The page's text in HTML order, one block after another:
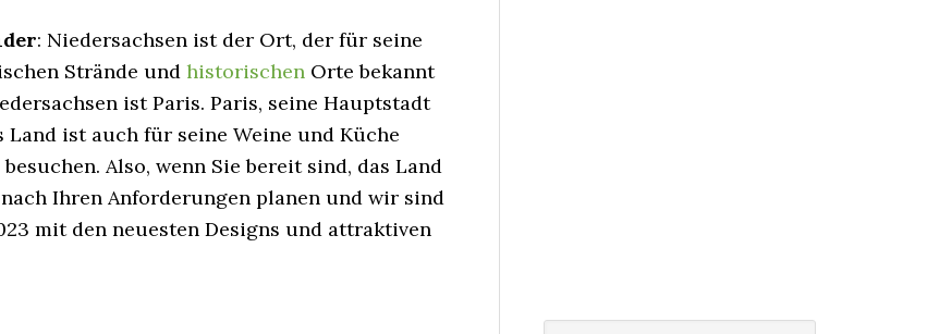
: Niedersachsen ist der Ort, der für seine
Strände und historischen Orte bekannt
ist Paris. Paris, seine Hauptstadt
ist auch für seine Weine und Küche
Also, wenn Sie bereit sind, das Land
Ihren Anforderungen planen und wir sind
mit den neuesten Designs und attraktiven